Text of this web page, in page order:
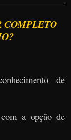
COMPLETO
de
a opção de